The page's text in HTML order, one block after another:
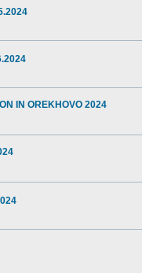
IN OREKHOVO 2024